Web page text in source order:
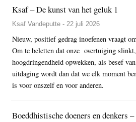
Ksaf – De kunst van het geluk 1
Ksaf Vandeputte - 22 juli 2026
Nieuw, positief gedrag inoefenen vraagt
Om te beletten dat onze overtuiging
hoogdringendheid opwekken, als besef
uitdaging wordt dan dat we elk moment
is voor onszelf en voor anderen.
Boeddhistische doeners en denkers